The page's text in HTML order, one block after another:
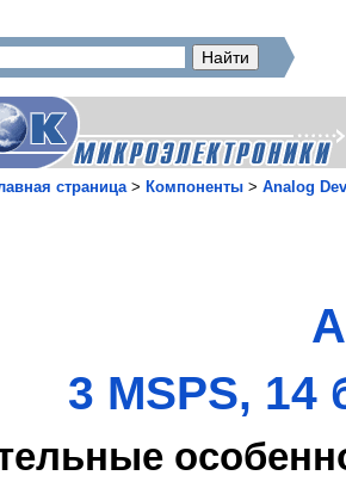
страница> Компоненты > Analog
3 MSPS, 14